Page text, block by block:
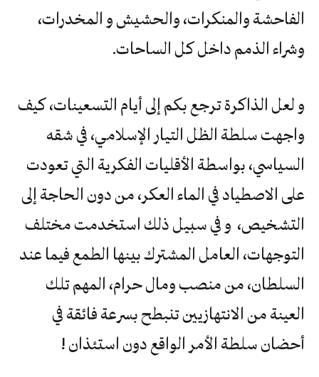
الفاحشة والمنكرات، والحشيش و المخدرات،
وشراء الذمم داخل كل الساحات.
و لعل الذاكرة ترجع بكم إلى أيام التسعينات، كيف
واجهت سلطة الظل التيار الإسلامي، في شقه
السياسي، بواسطة الأقليات الفكرية التي تعودت
على الاصطياد في الماء العكر، من دون الحاجة إلى
التشخيص، و في سبيل ذلك استخدمت مختلف
التوجهات، العامل المشترك بينها الطمع فيما عند
السلطان، من منصب ومال حرام، المهم تلك
العينة من الانتهازيين تنبطح بسرعة فائقة في
أحضان سلطة الأمر الواقع دون استئذان !